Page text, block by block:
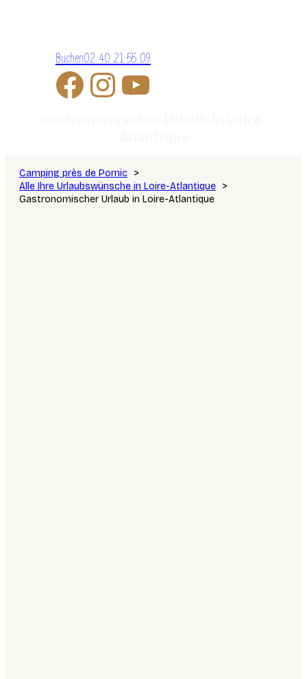
Buchen02 40 21 55 09
Camping près de Pornic
Alle Ihre Urlaubswünsche in Loire-Atlantique
Gastronomischer Urlaub in Loire-Atlantique